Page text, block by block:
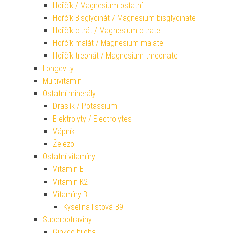
Hořčík / Magnesium ostatní
Hořčík Bisglycinát / Magnesium bisglycinate
Hořčík citrát / Magnesium citrate
Hořčík malát / Magnesium malate
Hořčík treonát / Magnesium threonate
Longevity
Multivitamin
Ostatní minerály
Draslík / Potassium
Elektrolyty / Electrolytes
Vápník
Železo
Ostatní vitamíny
Vitamin E
Vitamin K2
Vitamíny B
Kyselina listová B9
Superpotraviny